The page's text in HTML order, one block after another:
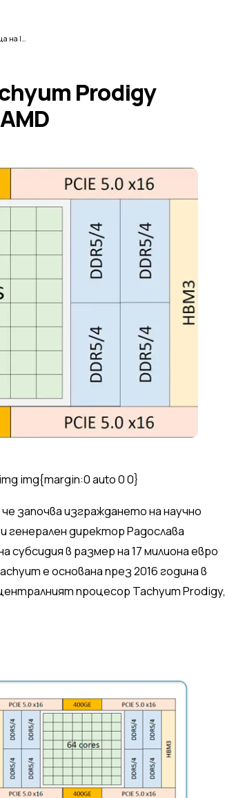
64-ядреният процесор Tachyum Prodigy хвърля ръкавица на Intel и AMD
Prodigy
img{margin:0 auto 0 0}
започва изграждането на научно
генерален директор Радослава
субсидия в размер на 17 милиона евро
е основана през 2016 година в
процесор Tachyum Prodigy,